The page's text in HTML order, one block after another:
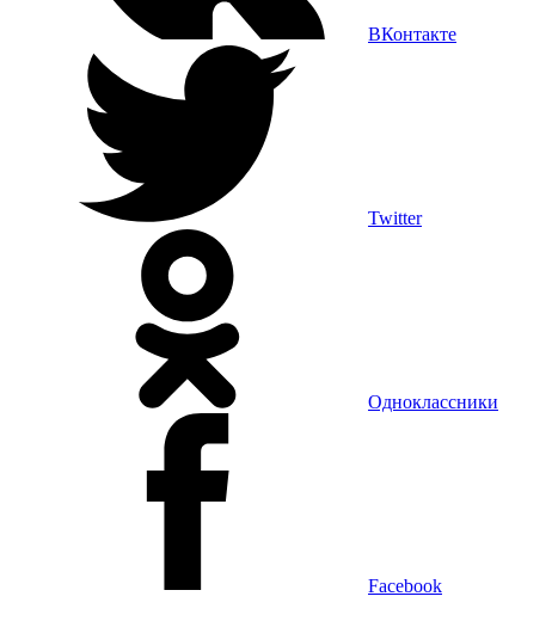
ВКонтакте
Twitter
Одноклассники
Facebook